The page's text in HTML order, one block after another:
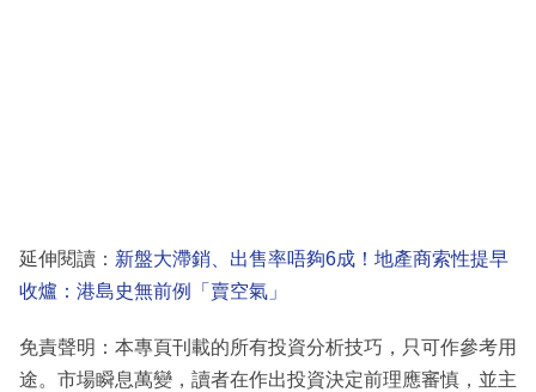
延伸閱讀： 新盤大滯銷、出售率唔夠6成！地產商索性提早
收爐：港島史無前例「賣空氣」
免責聲明：本專頁刊載的所有投資分析技巧，只可作參考用
途。市場瞬息萬變，讀者在作出投資決定前理應審慎，並主